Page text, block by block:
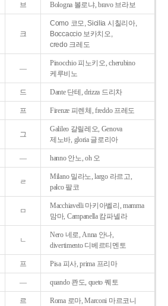
브 Bologna 볼로냐, bravo 브라보
크
Como 코모, Sicilia 시칠리아,
Boccaccio 보카치오,
credo 크레도
―
Pinocchio 피노키오, cherubino
케루비노
드 Dante 단테, drizza 드리차
프 Firenze 피렌체, freddo 프레도
그
Galileo 갈릴레오, Genova
제노바, gloria 글로리아
― hanno 안노, oh 오
ㄹ
Milano 밀라노, largo 라르고,
palco 팔코
ㅁ
Macchiavelli 마키아벨리, mamma
맘마, Campanella 캄파넬라
ㄴ
Nero 네로, Anna 안나,
divertimento 디베르티멘토
프 Pisa 피사, prima 프리마
― quando 콴도, queto 퀘토
르 Roma 로마, Marconi 마르코니